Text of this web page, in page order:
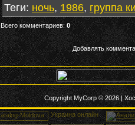
Теги: ночь, 1986, группа
Всего комментариев:0
Добавлять
Copyright MyCorp © 2026|